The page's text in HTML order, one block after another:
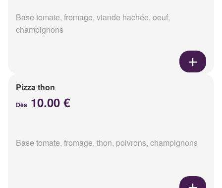
Base tomate, fromage, viande hachée, oeuf,
champignons
Pizza thon
Dès 10.00 €
Base tomate, fromage, thon, poivrons, champignons